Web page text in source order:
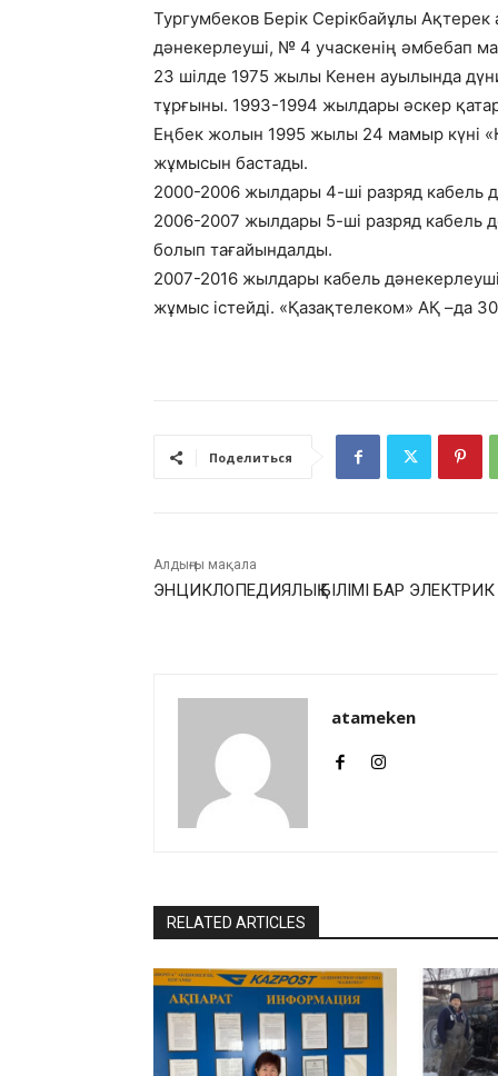
Тургумбеков Берік Серікбайұлы
дәнекерлеуші, № 4 учаскенің әмбебап
23 шілде 1975 жылы Кенен ауылында
тұрғыны. 1993-1994 жылдары әскер
Еңбек жолын 1995 жылы 24 мамыр күні
жұмысын бастады.
2000-2006 жылдары 4-ші разряд кабель
2006-2007 жылдары 5-ші разряд кабель
болып тағайындалды.
2007-2016 жылдары кабель
жұмыс істейді. «Қазақтелеком» АҚ –да
Поделиться
Алдыңғы мақала
ЭНЦИКЛОПЕДИЯЛЫҚ БІЛІМІ БАР ЭЛЕКТРИК
atameken
RELATED ARTICLES